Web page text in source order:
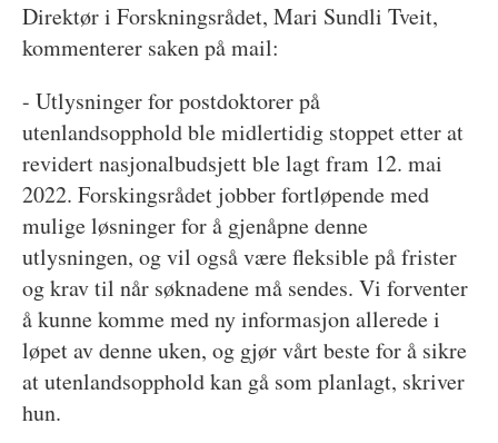
Direktør i Forskningsrådet, Mari Sundli Tveit,
kommenterer saken på mail:
- Utlysninger for postdoktorer på
utenlandsopphold ble midlertidig stoppet etter at
revidert nasjonalbudsjett ble lagt fram 12. mai
2022. Forskingsrådet jobber fortløpende med
mulige løsninger for å gjenåpne denne
utlysningen, og vil også være fleksible på frister
og krav til når søknadene må sendes. Vi forventer
å kunne komme med ny informasjon allerede i
løpet av denne uken, og gjør vårt beste for å sikre
at utenlandsopphold kan gå som planlagt, skriver
hun.